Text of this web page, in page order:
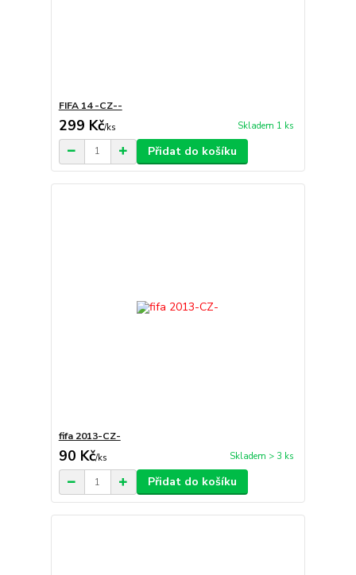
FIFA 14 -CZ--
299 Kč/ks Skladem 1 ks
Přidat do košíku
fifa 2013-CZ-
90 Kč/ks Skladem > 3 ks
Přidat do košíku